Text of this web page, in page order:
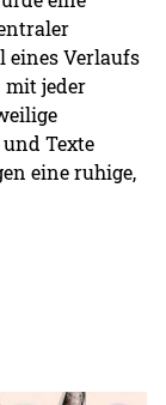
eines Verlaufs
mit jeder
Texte
eine ruhige,